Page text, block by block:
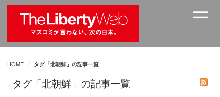
HOME タグ「北朝鮮」の記事一覧
タグ「北朝鮮」の記事一覧